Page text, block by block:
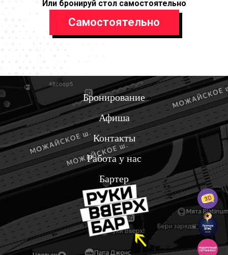
Или бронируй стол самостоятельно
Самостоятельно
Бронирование
Афиша
Контакты
Работа у нас
Бартер